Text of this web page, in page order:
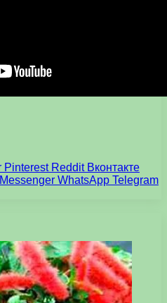
Pinterest Reddit Вконтакте
Messenger WhatsApp Telegram